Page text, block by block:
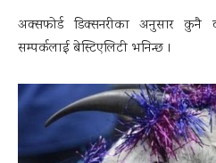
अक्सफोर्ड डिक्सनरीका अनुसार कुनै
सम्पर्कलाई बेस्टिएलिटी भनिन्छ ।